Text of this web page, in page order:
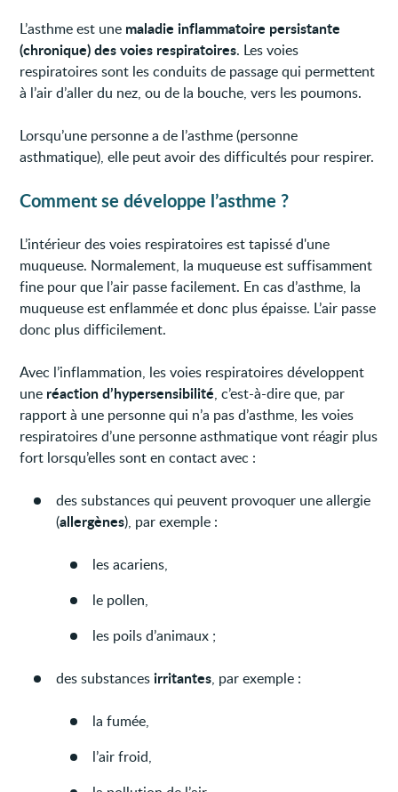
L’asthme est une maladie inflammatoire persistante
(chronique) des voies respiratoires. Les voies
respiratoires sont les conduits de passage qui permettent
à l’air d’aller du nez, ou de la bouche, vers les poumons.
Lorsqu’une personne a de l’asthme (personne
asthmatique), elle peut avoir des difficultés pour respirer.
Comment se développe l’asthme ?
L’intérieur des voies respiratoires est tapissé d'une
muqueuse. Normalement, la muqueuse est suffisamment
fine pour que l’air passe facilement. En cas d’asthme, la
muqueuse est enflammée et donc plus épaisse. L’air passe
donc plus difficilement.
Avec l’inflammation, les voies respiratoires développent
une réaction d’hypersensibilité, c’est-à-dire que, par
rapport à une personne qui n’a pas d’asthme, les voies
respiratoires d’une personne asthmatique vont réagir plus
fort lorsqu’elles sont en contact avec :
des substances qui peuvent provoquer une allergie
(allergènes), par exemple :
les acariens,
le pollen,
les poils d’animaux ;
des substancesirritantes, par exemple :
la fumée,
l’air froid,